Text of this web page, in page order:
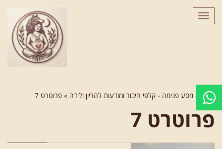
לתוכן
תפריט
ראשי » מסע פנימה - קלפי חיבור ומודעות להריון ולידה » פרוטרט 7
פרוטרט 7